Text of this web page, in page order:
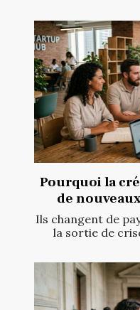
Pourquoi la
de
Ils changent de
la sortie de